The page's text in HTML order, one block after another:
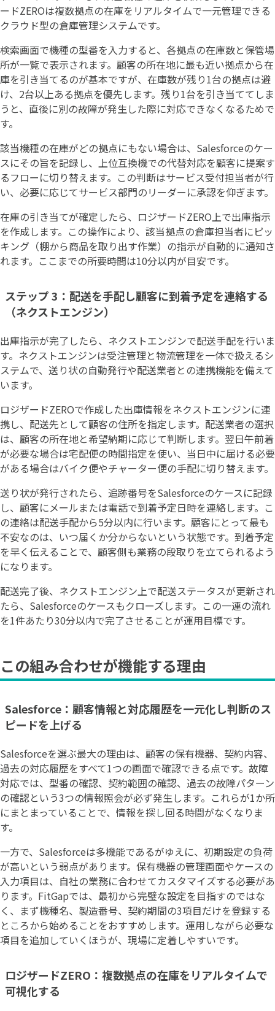
ードZEROは複数拠点の在庫をリアルタイムで一元管理できる
クラウド型の倉庫管理システムです。
検索画面で機種の型番を入力すると、各拠点の在庫数と保管場
所が一覧で表示されます。顧客の所在地に最も近い拠点から在
庫を引き当てるのが基本ですが、在庫数が残り1台の拠点は避
け、2台以上ある拠点を優先します。残り1台を引き当ててしま
うと、直後に別の故障が発生した際に対応できなくなるためで
す。
該当機種の在庫がどの拠点にもない場合は、Salesforceのケー
スにその旨を記録し、上位互換機での代替対応を顧客に提案す
るフローに切り替えます。この判断はサービス受付担当者が行
い、必要に応じてサービス部門のリーダーに承認を仰ぎます。
在庫の引き当てが確定したら、ロジザードZERO上で出庫指示
を作成します。この操作により、該当拠点の倉庫担当者にピッ
キング（棚から商品を取り出す作業）の指示が自動的に通知さ
れます。ここまでの所要時間は10分以内が目安です。
ステップ 3：配送を手配し顧客に到着予定を連絡する
（ネクストエンジン）
出庫指示が完了したら、ネクストエンジンで配送手配を行いま
す。ネクストエンジンは受注管理と物流管理を一体で扱えるシ
ステムで、送り状の自動発行や配送業者との連携機能を備えて
います。
ロジザードZEROで作成した出庫情報をネクストエンジンに連
携し、配送先として顧客の住所を指定します。配送業者の選択
は、顧客の所在地と希望納期に応じて判断します。翌日午前着
が必要な場合は宅配便の時間指定を使い、当日中に届ける必要
がある場合はバイク便やチャーター便の手配に切り替えます。
送り状が発行されたら、追跡番号をSalesforceのケースに記録
し、顧客にメールまたは電話で到着予定日時を連絡します。こ
の連絡は配送手配から5分以内に行います。顧客にとって最も
不安なのは、いつ届くか分からないという状態です。到着予定
を早く伝えることで、顧客側も業務の段取りを立てられるよう
になります。
配送完了後、ネクストエンジン上で配送ステータスが更新され
たら、Salesforceのケースもクローズします。この一連の流れ
を1件あたり30分以内で完了させることが運用目標です。
この組み合わせが機能する理由
Salesforce：顧客情報と対応履歴を一元化し判断のス
ピードを上げる
Salesforceを選ぶ最大の理由は、顧客の保有機器、契約内容、
過去の対応履歴をすべて1つの画面で確認できる点です。故障
対応では、型番の確認、契約範囲の確認、過去の故障パターン
の確認という3つの情報照会が必ず発生します。これらが1か所
にまとまっていることで、情報を探し回る時間がなくなりま
す。
一方で、Salesforceは多機能であるがゆえに、初期設定の負荷
が高いという弱点があります。保有機器の管理画面やケースの
入力項目は、自社の業務に合わせてカスタマイズする必要があ
ります。FitGapでは、最初から完璧な設定を目指すのではな
く、まず機種名、製造番号、契約期間の3項目だけを登録する
ところから始めることをおすすめします。運用しながら必要な
項目を追加していくほうが、現場に定着しやすいです。
ロジザードZERO：複数拠点の在庫をリアルタイムで
可視化する